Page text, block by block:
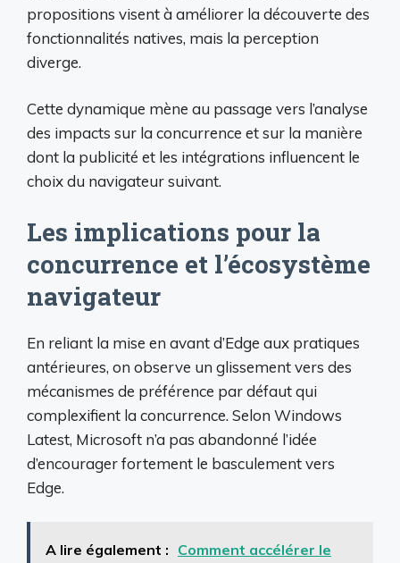
propositions visent à améliorer la découverte des
fonctionnalités natives, mais la perception
diverge.
Cette dynamique mène au passage vers l’analyse
des impacts sur la concurrence et sur la manière
dont la publicité et les intégrations influencent le
choix du navigateur suivant.
Les implications pour la
concurrence et l’écosystème
navigateur
En reliant la mise en avant d’Edge aux pratiques
antérieures, on observe un glissement vers des
mécanismes de préférence par défaut qui
complexifient la concurrence. Selon Windows
Latest, Microsoft n’a pas abandonné l’idée
d’encourager fortement le basculement vers
Edge.
A lire également : Comment accélérer le